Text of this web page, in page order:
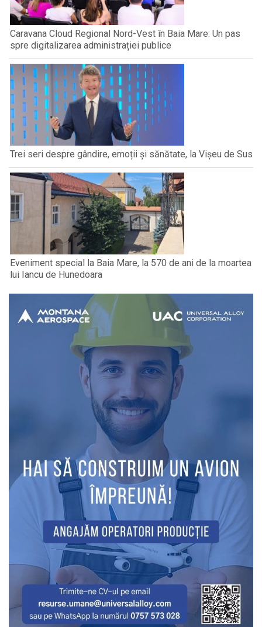
Caravana Cloud Regional Nord-Vest în Baia Mare: Un pas
spre digitalizarea administrației publice
Trei seri despre gândire, emoții și sănătate, la Vișeu de Sus
Eveniment special la Baia Mare, la 570 de ani de la moartea
lui Iancu de Hunedoara